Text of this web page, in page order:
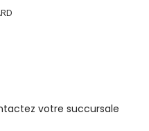
votre succursale